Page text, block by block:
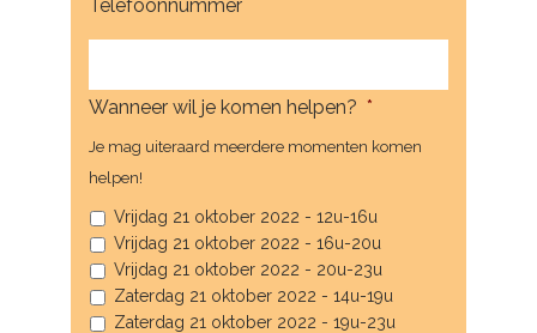
Telefoonnummer
Wanneer wil je komen helpen? *
Je mag uiteraard meerdere momenten komen
helpen!
Vrijdag 21 oktober 2022 - 12u-16u
Vrijdag 21 oktober 2022 - 16u-20u
Vrijdag 21 oktober 2022 - 20u-23u
Zaterdag 21 oktober 2022 - 14u-19u
Zaterdag 21 oktober 2022 - 19u-23u